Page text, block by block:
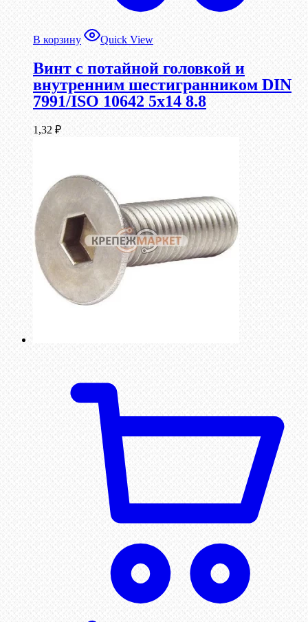
В корзину Quick View
Винт с потайной головкой и
внутренним шестигранником DIN
7991/ISO 10642 5х14 8.8
1,32 ₽